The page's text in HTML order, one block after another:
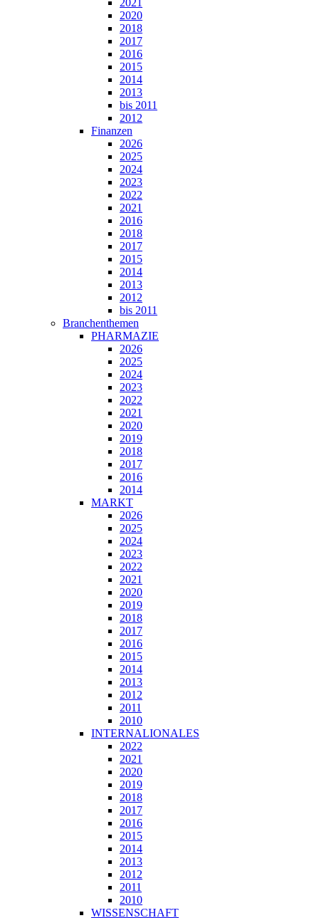
2021
2020
2018
2017
2016
2015
2014
2013
bis 2011
2012
Finanzen
2026
2025
2024
2023
2022
2021
2016
2018
2017
2015
2014
2013
2012
bis 2011
Branchenthemen
PHARMAZIE
2026
2025
2024
2023
2022
2021
2020
2019
2018
2017
2016
2014
MARKT
2026
2025
2024
2023
2022
2021
2020
2019
2018
2017
2016
2015
2014
2013
2012
2011
2010
INTERNALIONALES
2022
2021
2020
2019
2018
2017
2016
2015
2014
2013
2012
2011
2010
WISSENSCHAFT